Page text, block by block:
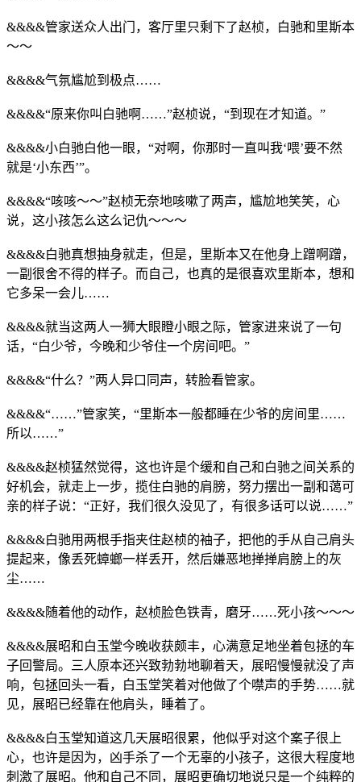
&&&&管家送众人出门，客厅里只剩下了赵桢，白驰和里斯本
～～
&&&&气氛尴尬到极点……
&&&&“原来你叫白驰啊……”赵桢说，“到现在才知道。”
&&&&小白驰白他一眼，“对啊，你那时一直叫我‘喂’要不然
就是‘小东西’”。
&&&&“咳咳～～”赵桢无奈地咳嗽了两声，尴尬地笑笑，心
说，这小孩怎么这么记仇～～～
&&&&白驰真想抽身就走，但是，里斯本又在他身上蹭啊蹭，
一副很舍不得的样子。而自己，也真的是很喜欢里斯本，想和
它多呆一会儿……
&&&&就当这两人一狮大眼瞪小眼之际，管家进来说了一句
话，“白少爷，今晚和少爷住一个房间吧。”
&&&&“什么？”两人异口同声，转脸看管家。
&&&&“……”管家笑，“里斯本一般都睡在少爷的房间里……
所以……”
&&&&赵桢猛然觉得，这也许是个缓和自己和白驰之间关系的
好机会，就走上一步，揽住白驰的肩膀，努力摆出一副和蔼可
亲的样子说：“正好，我们很久没见了，有很多话可以说……”
&&&&白驰用两根手指夹住赵桢的袖子，把他的手从自己肩头
提起来，像丢死蟑螂一样丢开，然后嫌恶地掸掸肩膀上的灰
尘……
&&&&随着他的动作，赵桢脸色铁青，磨牙……死小孩～～～
&&&&展昭和白玉堂今晚收获颇丰，心满意足地坐着包拯的车
子回警局。三人原本还兴致勃勃地聊着天，展昭慢慢就没了声
响，包拯回头一看，白玉堂笑着对他做了个噤声的手势……就
见，展昭已经靠在他肩头，睡着了。
&&&&白玉堂知道这几天展昭很累，他似乎对这个案子很上
心，也许是因为，凶手杀了一个无辜的小孩子，这很大程度地
刺激了展昭。他和自己不同，展昭更确切地说只是一个纯粹的